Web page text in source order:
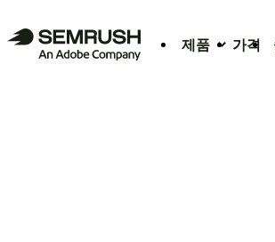
제품 가격